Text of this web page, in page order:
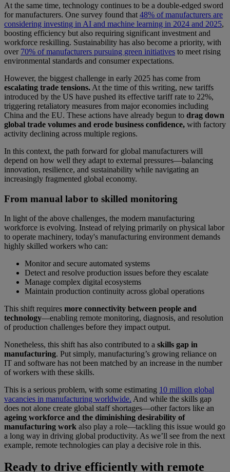
At the same time, technology continues to be a double-edged sword
for manufacturers. One survey found that 48% of manufacturers are
considering investing in AI and machine learning in 2024 and 2025,
boosting efficiency but also requiring significant investment and
workforce reskilling. Sustainability has also become a priority, with
over 70% of manufacturers pursuing green initiatives to meet rising
environmental standards and consumer expectations.
However, the biggest challenge in early 2025 has come from
escalating trade tensions. At the time of this writing, new tariffs
introduced by the US have pushed its effective tariff rate to 22%,
triggering retaliatory measures from major economies including
China and the EU. These actions have already begun to drag down
global trade volumes and erode business confidence, with factory
activity declining across multiple regions.
In this context, the path forward for global manufacturers will
depend on how well they adapt to external pressures—balancing
innovation, resilience, and sustainability while navigating an
increasingly fragmented global economy.
From manual labor to skilled monitoring
In light of the above challenges, the modern manufacturing
workforce is evolving. Instead of relying primarily on physical labor
to operate machinery, today's manufacturing environment demands
highly skilled workers who can:
Monitor and secure automated systems
Detect and resolve production issues before they escalate
Manage complex digital ecosystems
Maintain production continuity across global operations
This shift requires more connectivity between people and
technology—enabling remote monitoring, diagnosis, and resolution
of production challenges before they impact output.
Nonetheless, this shift has also contributed to a skills gap in
manufacturing. Put simply, manufacturing’s growing reliance on
IT and software has not been matched by an increase in the number
of workers with these skills.
This is a serious problem, with some estimating 10 million global
vacancies in manufacturing worldwide. And while the skills gap
does not alone create global staff shortages—other factors like an
ageing workforce and the diminishing desirability of
manufacturing work also play a role—tackling this issue would go
a long way in driving global productivity. As we’ll see from the next
example, remote technologies can play a decisive role in this.
Ready to drive efficiently with remote